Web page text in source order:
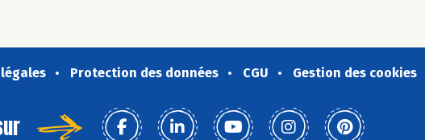
Protection des données CGU Gestion des cookies